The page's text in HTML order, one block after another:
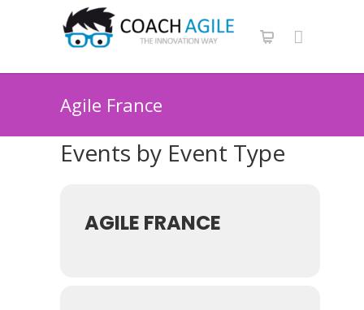
Agile France
Events by Event Type
AGILE FRANCE